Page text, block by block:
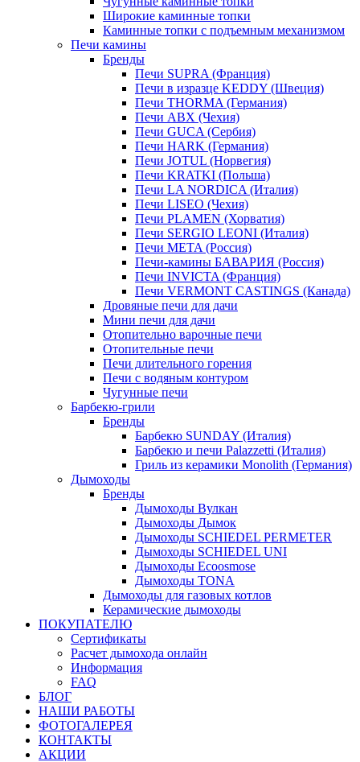
Широкие каминные топки
Каминные топки с подъемным механизмом
Печи камины
Бренды
Печи SUPRA (Франция)
Печи в изразце KEDDY (Швеция)
Печи THORMA (Германия)
Печи ABX (Чехия)
Печи GUCA (Сербия)
Печи HARK (Германия)
Печи JOTUL (Норвегия)
Печи KRATKI (Польша)
Печи LA NORDICA (Италия)
Печи LISEO (Чехия)
Печи PLAMEN (Хорватия)
Печи SERGIO LEONI (Италия)
Печи META (Россия)
Печи-камины БАВАРИЯ (Россия)
Печи INVICTA (Франция)
Печи VERMONT CASTINGS (Канада)
Дровяные печи для дачи
Мини печи для дачи
Отопительно варочные печи
Отопительные печи
Печи длительного горения
Печи с водяным контуром
Чугунные печи
Барбекю-грили
Бренды
Барбекю SUNDAY (Италия)
Барбекю и печи Palazzetti (Италия)
Гриль из керамики Monolith (Германия)
Дымоходы
Бренды
Дымоходы Вулкан
Дымоходы Дымок
Дымоходы SCHIEDEL PERMETER
Дымоходы SCHIEDEL UNI
Дымоходы Ecoosmose
Дымоходы TONA
Дымоходы для газовых котлов
Керамические дымоходы
ПОКУПАТЕЛЮ
Сертификаты
Расчет дымохода онлайн
Информация
FAQ
БЛОГ
НАШИ РАБОТЫ
ФОТОГАЛЕРЕЯ
КОНТАКТЫ
АКЦИИ